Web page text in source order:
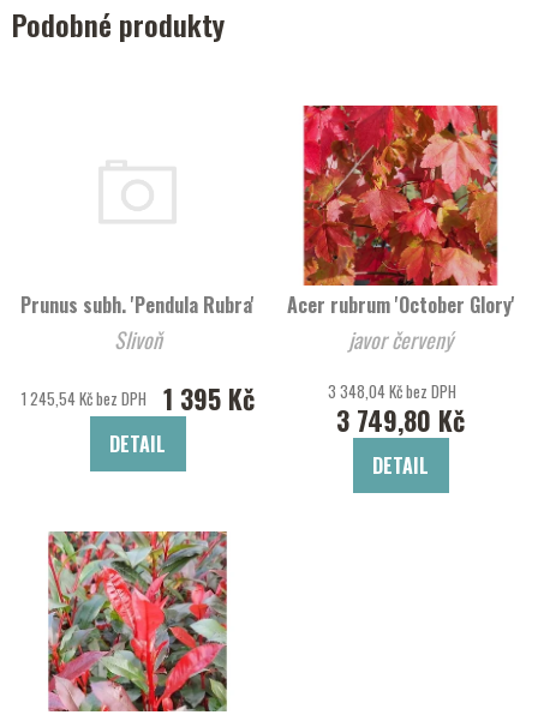
Podobné produkty
Prunus subh. 'Pendula Rubra'
Slivoň
1 245,54 Kč bez DPH 1 395 Kč
DETAIL
Acer rubrum 'October Glory'
javor červený
3 348,04 Kč bez DPH
3 749,80 Kč
DETAIL